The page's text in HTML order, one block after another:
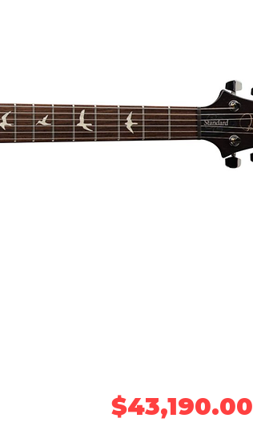
$43,190.00